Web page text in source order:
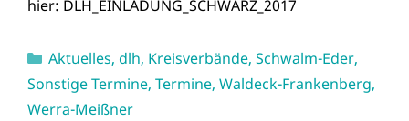
hier: DLH_EINLADUNG_SCHWARZ_2017
Kategorien
Aktuelles, dlh, Kreisverbände, Schwalm-Eder,
Sonstige Termine, Termine, Waldeck-Frankenberg,
Werra-Meißner